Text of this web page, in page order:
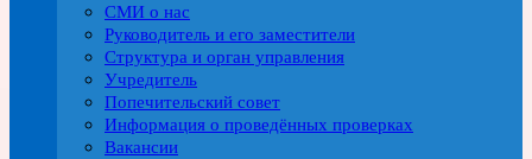
СМИ о нас
Руководитель и его заместители
Структура и орган управления
Учредитель
Попечительский совет
Информация о проведённых проверках
Вакансии